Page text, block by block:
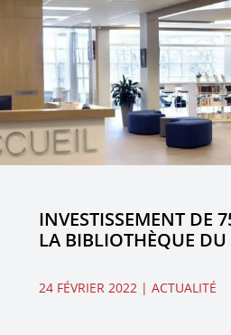
INVESTISSEMENT DE
LA BIBLIOTHÈQUE DU
24 FÉVRIER 2022 | ACTUALITÉ